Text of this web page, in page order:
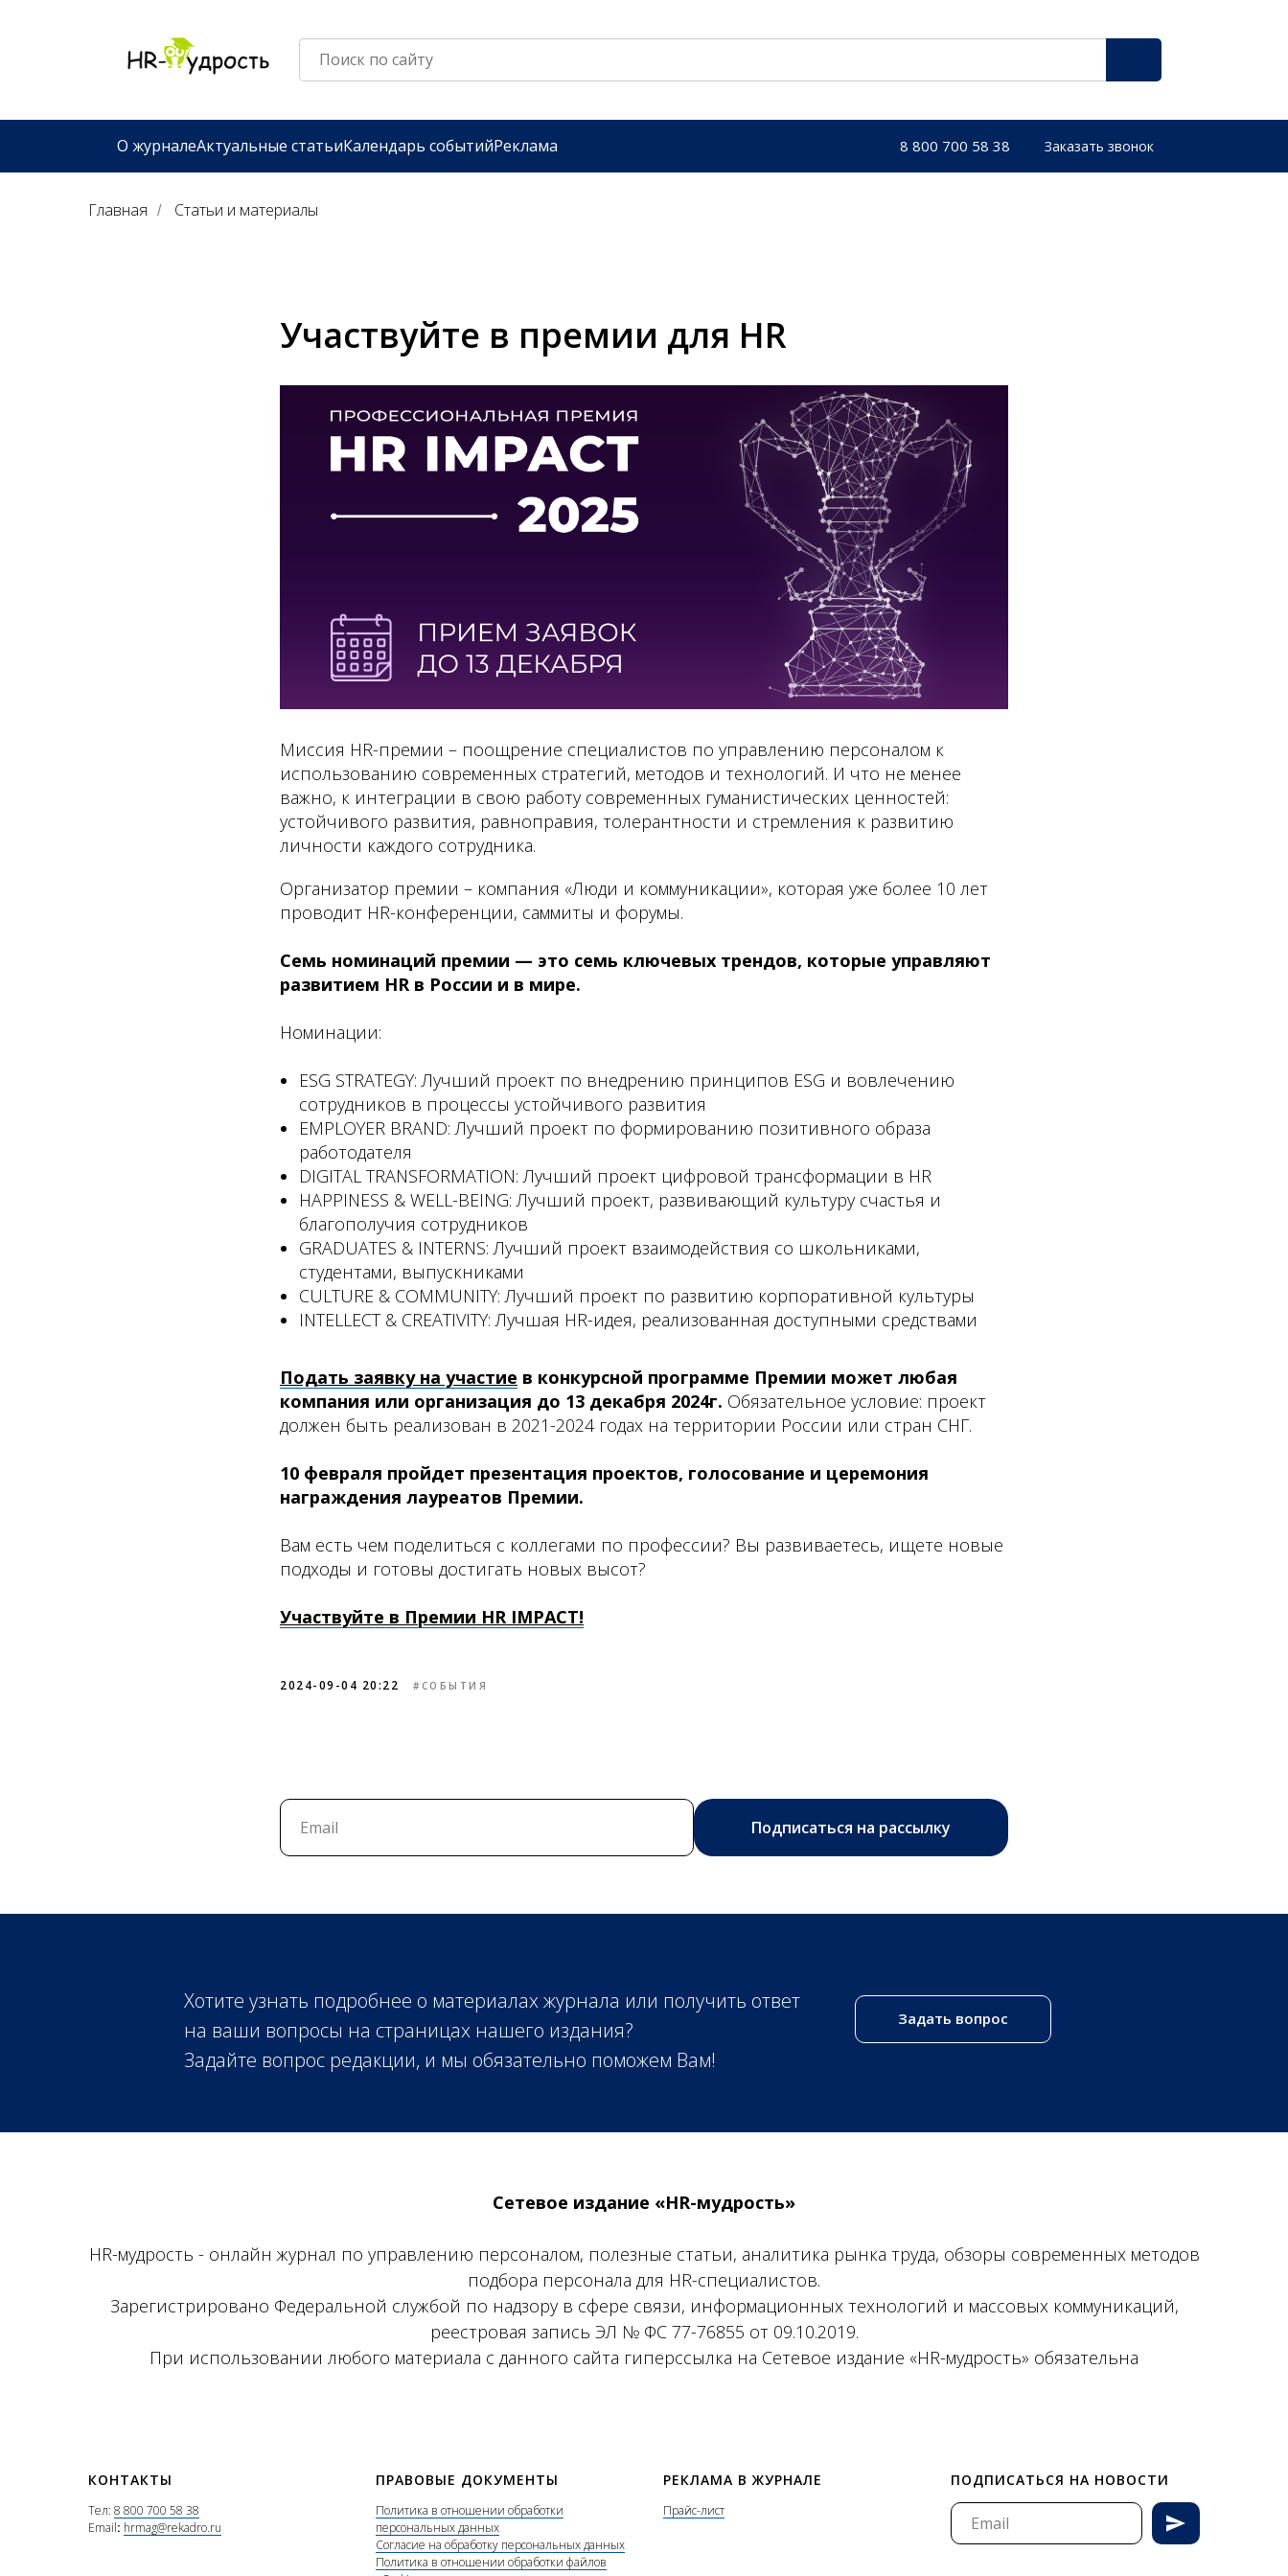
О журналеАктуальные статьиКалендарь событийРеклама 8 800 700 58 38 Заказать звонок
Главная / Статьи и материалы
Участвуйте в премии для HR
Миссия HR-премии – поощрение специалистов по управлению персоналом к
использованию современных стратегий, методов и технологий. И что не менее
важно, к интеграции в свою работу современных гуманистических ценностей:
устойчивого развития, равноправия, толерантности и стремления к развитию
личности каждого сотрудника.
Организатор премии – компания «Люди и коммуникации», которая уже более 10 лет
проводит HR-конференции, саммиты и форумы.
Семь номинаций премии — это семь ключевых трендов, которые управляют
развитием HR в России и в мире.
Номинации:
ESG STRATEGY: Лучший проект по внедрению принципов ESG и вовлечению
сотрудников в процессы устойчивого развития
EMPLOYER BRAND: Лучший проект по формированию позитивного образа
работодателя
DIGITAL TRANSFORMATION: Лучший проект цифровой трансформации в HR
HAPPINESS & WELL-BEING: Лучший проект, развивающий культуру счастья и
благополучия сотрудников
GRADUATES & INTERNS: Лучший проект взаимодействия со школьниками,
студентами, выпускниками
CULTURE & COMMUNITY: Лучший проект по развитию корпоративной культуры
INTELLECT & CREATIVITY: Лучшая HR-идея, реализованная доступными средствами
Подать заявку на участие в конкурсной программе Премии может любая
компания или организация до 13 декабря 2024г. Обязательное условие: проект
должен быть реализован в 2021-2024 годах на территории России или стран СНГ.
10 февраля пройдет презентация проектов, голосование и церемония
награждения лауреатов Премии.
Вам есть чем поделиться с коллегами по профессии? Вы развиваетесь, ищете новые
подходы и готовы достигать новых высот?
Участвуйте в Премии HR IMPACT!
2024-09-04 20:22 #СОБЫТИЯ
Подписаться на рассылку
Хотите узнать подробнее о материалах журнала или получить ответ
на ваши вопросы на страницах нашего издания?
Задайте вопрос редакции, и мы обязательно поможем Вам!
Задать вопрос
Сетевое издание «HR-мудрость»
HR-мудрость - онлайн журнал по управлению персоналом, полезные статьи, аналитика рынка труда, обзоры современных методов
подбора персонала для HR-специалистов.
Зарегистрировано Федеральной службой по надзору в сфере связи, информационных технологий и массовых коммуникаций,
реестровая запись ЭЛ № ФС 77-76855 от 09.10.2019.
При использовании любого материала с данного сайта гиперссылка на Сетевое издание «HR-мудрость» обязательна
КОНТАКТЫ
Тел: 8 800 700 58 38
Email: hrmag@rekadro.ru
ПРАВОВЫЕ ДОКУМЕНТЫ
Политика в отношении обработки
персональных данных
Согласие на обработку персональных данных
Политика в отношении обработки файлов
РЕКЛАМА В ЖУРНАЛЕ
Прайс-лист
ПОДПИСАТЬСЯ НА НОВОСТИ